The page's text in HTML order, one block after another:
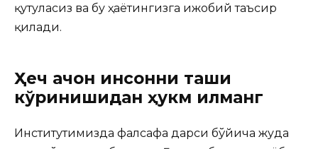
қутуласиз ва бу ҳаётингизга ижобий таъсир
қилади.
Ҳеч қачон инсонни ташқи
кўринишидан ҳукм қилманг
Институтимизда фалсафа дарси бўйича жуда